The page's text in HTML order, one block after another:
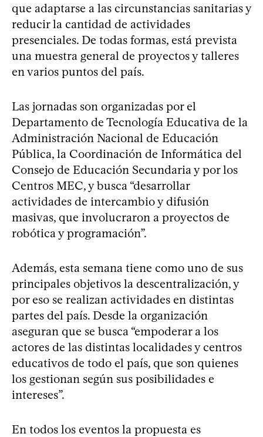
que adaptarse a las circunstancias sanitarias y
reducir la cantidad de actividades
presenciales. De todas formas, está prevista
una muestra general de proyectos y talleres
en varios puntos del país.
Las jornadas son organizadas por el
Departamento de Tecnología Educativa de la
Administración Nacional de Educación
Pública, la Coordinación de Informática del
Consejo de Educación Secundaria y por los
Centros MEC, y busca “desarrollar
actividades de intercambio y difusión
masivas, que involucraron a proyectos de
robótica y programación”.
Además, esta semana tiene como uno de sus
principales objetivos la descentralización, y
por eso se realizan actividades en distintas
partes del país. Desde la organización
aseguran que se busca “empoderar a los
actores de las distintas localidades y centros
educativos de todo el país, que son quienes
los gestionan según sus posibilidades e
intereses”.
En todos los eventos la propuesta es